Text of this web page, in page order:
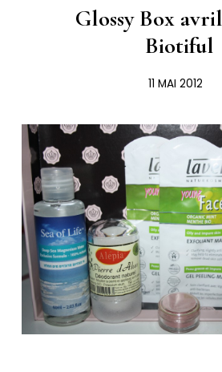
Glossy Box
Biotiful
11 MAI 2012